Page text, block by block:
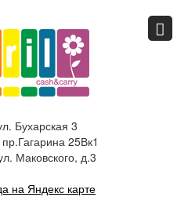
Бухарская 3
25Вк1
Маковского, д.3
на Яндекс карте